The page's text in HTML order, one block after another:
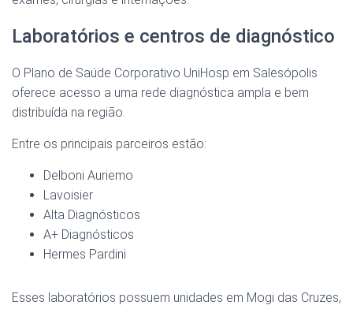
Laboratórios e centros de diagnóstico
O Plano de Saúde Corporativo UniHosp em Salesópolis
oferece acesso a uma rede diagnóstica ampla e bem
distribuída na região.
Entre os principais parceiros estão:
Delboni Auriemo
Lavoisier
Alta Diagnósticos
A+ Diagnósticos
Hermes Pardini
Esses laboratórios possuem unidades em Mogi das Cruzes,